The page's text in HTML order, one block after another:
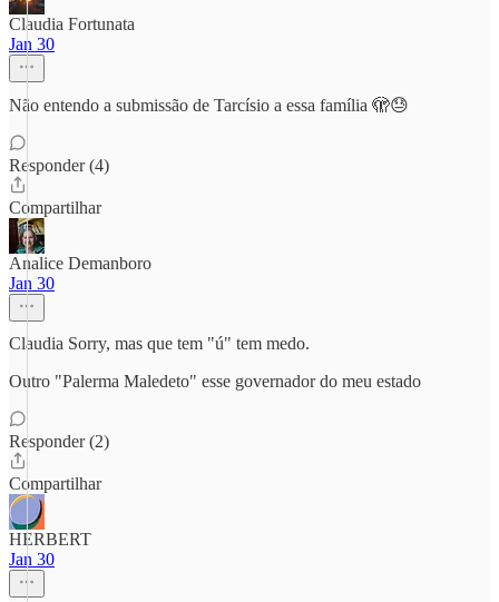
Claudia Fortunata
Jan 30
Não entendo a submissão de Tarcísio a essa família 🫣😓
Responder (4)
Compartilhar
Analice Demanboro
Jan 30
Claudia Sorry, mas que tem "ú" tem medo.
Outro "Palerma Maledeto" esse governador do meu estado
Responder (2)
Compartilhar
HERBERT
Jan 30